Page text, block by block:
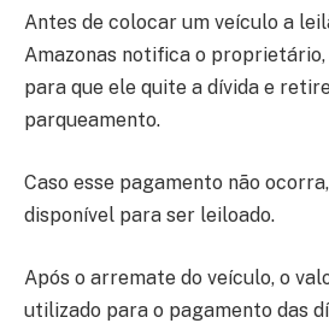
Antes de colocar um veículo a
Amazonas notifica o
para que ele quite a dívida e
parqueamento.
Caso esse pagamento não
disponível para ser leiloado.
Após o arremate do veículo, o
utilizado para o pagamento das